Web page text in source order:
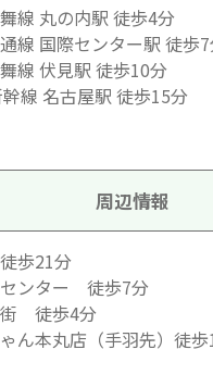
線 丸の内駅 徒歩4分
線 国際センター駅 徒歩
線 伏見駅 徒歩10分
線 名古屋駅 徒歩15分
周辺情報
歩21分
ンター 徒歩7分
街 徒歩4分
ん本丸店（手羽先）徒